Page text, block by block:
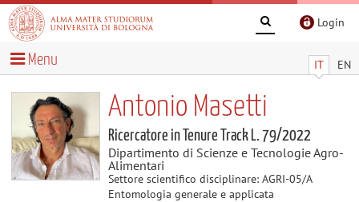
Login
IT EN
Menu
Antonio Masetti
Ricercatore in Tenure Track L. 79/2022
Dipartimento di Scienze e Tecnologie Agro-
Alimentari
Settore scientifico disciplinare: AGRI-05/A
Entomologia generale e applicata